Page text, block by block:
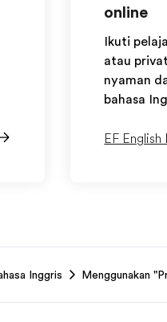
online
Ikuti
atau
nyaman
bahasa
EF English
Inggris Menggunakan